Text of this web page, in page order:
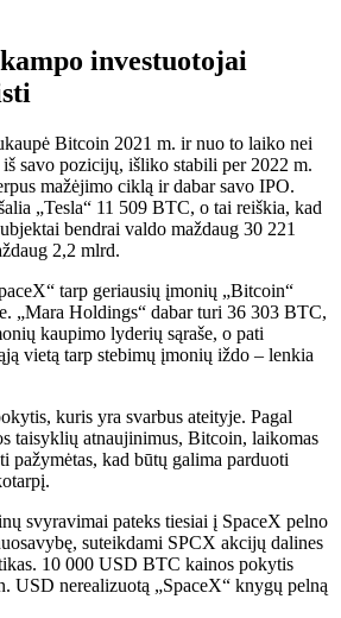
investuotojai
Bitcoin 2021 m. ir nuo to laiko nei
savo pozicijų, išliko stabili per 2022 m.
mažėjimo ciklą ir dabar savo IPO.
„Tesla“ 11 509 BTC, o tai reiškia, kad
bendrai valdo maždaug 30 221
2,2 mlrd.
tarp geriausių įmonių „Bitcoin“
„Mara Holdings“ dabar turi 36 303 BTC,
kaupimo lyderių sąraše, o pati
vietą tarp stebimų įmonių iždo – lenkia
kuris yra svarbus ateityje. Pagal
taisyklių atnaujinimus, Bitcoin, laikomas
pažymėtas, kad būtų galima parduoti
svyravimai pateks tiesiai į SpaceX pelno
suteikdami SPCX akcijų dalines
10 000 USD BTC kainos pokytis
USD nerealizuotą „SpaceX“ knygų pelną